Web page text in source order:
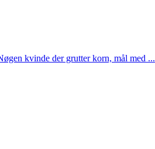
kvinde der grutter korn, mål med ...